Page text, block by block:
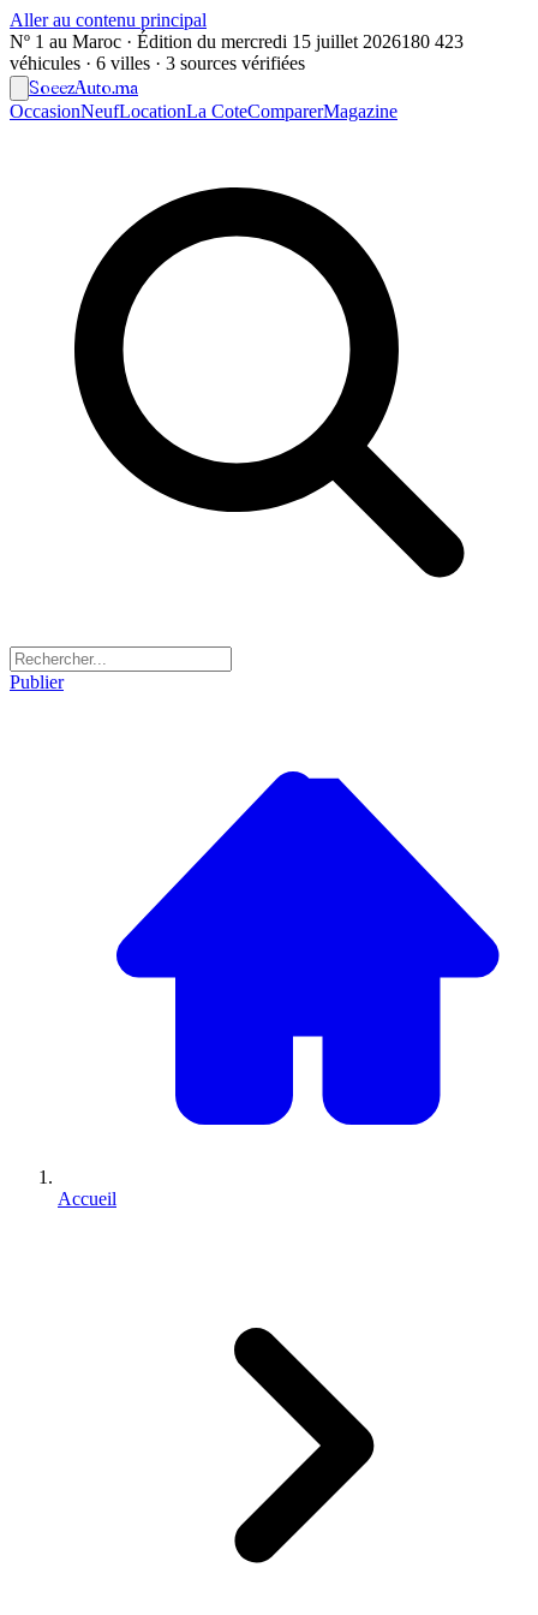
Aller au contenu principal
Nº 1 au Maroc · Édition du mercredi 15 juillet 2026180 423
véhicules · 6 villes · 3 sources vérifiées
SoeezAuto.ma
OccasionNeufLocationLa CoteComparerMagazine
Publier
Accueil